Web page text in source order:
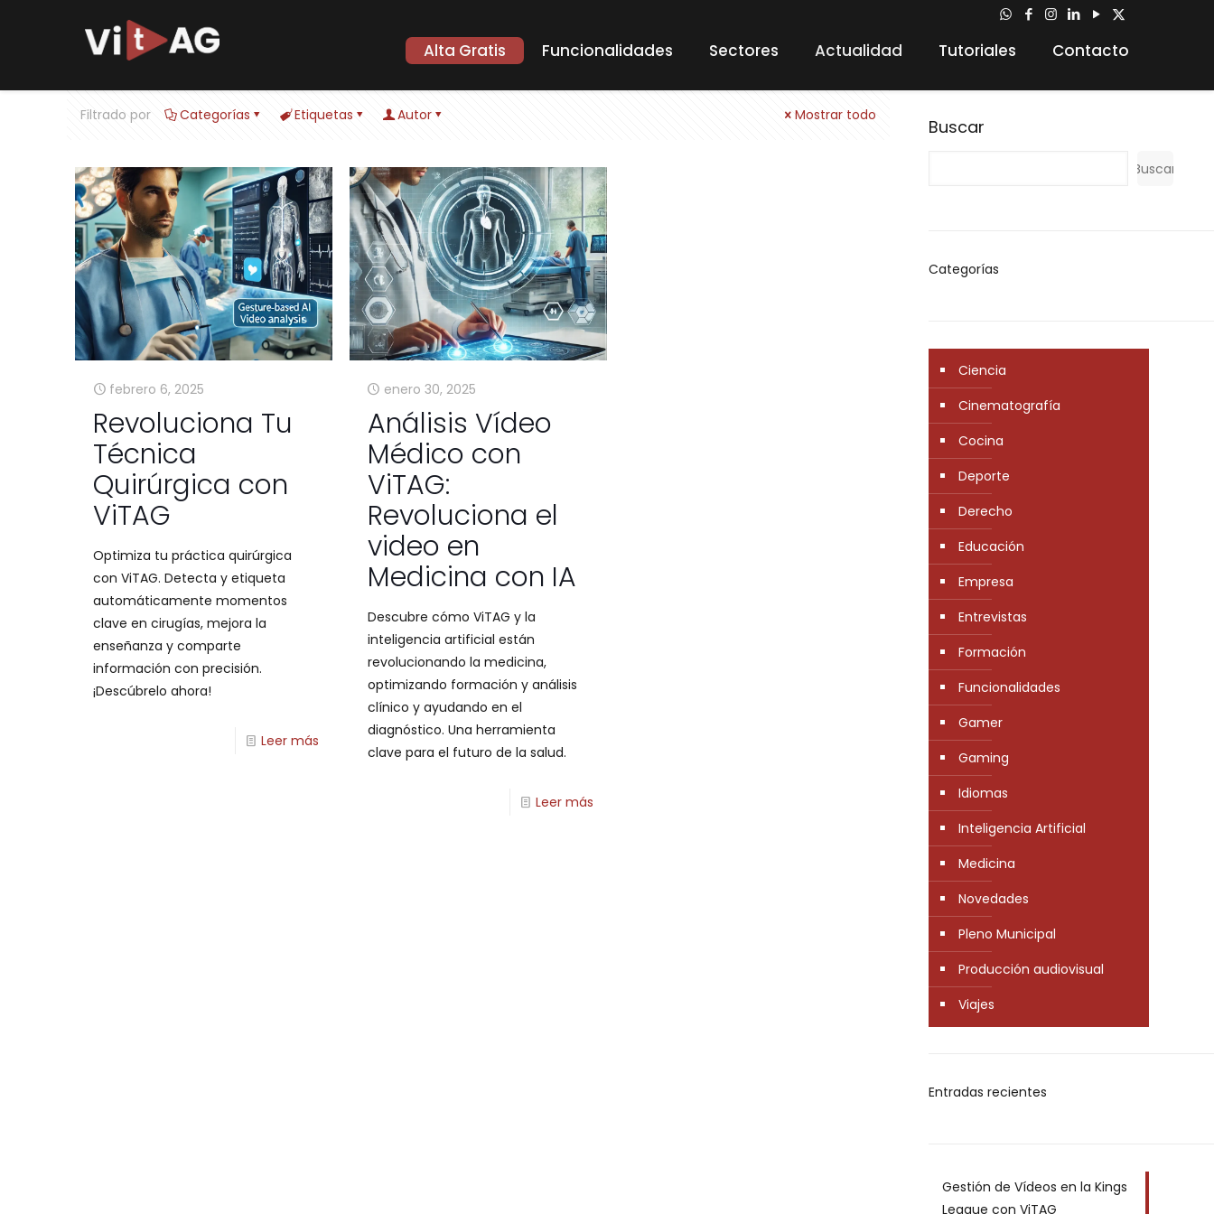
Alta Gratis Funcionalidades Sectores Actualidad Tutoriales Contacto
Filtrado por Categorías Etiquetas Autor Mostrar todo
febrero 6, 2025
Revoluciona Tu
Técnica
Quirúrgica con
ViTAG
Optimiza tu práctica quirúrgica
con ViTAG. Detecta y etiqueta
automáticamente momentos
clave en cirugías, mejora la
enseñanza y comparte
información con precisión.
¡Descúbrelo ahora!
Leer más
enero 30, 2025
Análisis Vídeo
Médico con
ViTAG:
Revoluciona el
video en
Medicina con IA
Descubre cómo ViTAG y la
inteligencia artificial están
revolucionando la medicina,
optimizando formación y análisis
clínico y ayudando en el
diagnóstico. Una herramienta
clave para el futuro de la salud.
Leer más
Buscar
Buscar
Categorías
Ciencia
Cinematografía
Cocina
Deporte
Derecho
Educación
Empresa
Entrevistas
Formación
Funcionalidades
Gamer
Gaming
Idiomas
Inteligencia Artificial
Medicina
Novedades
Pleno Municipal
Producción audiovisual
Viajes
Entradas recientes
Gestión de Vídeos en la Kings
League con ViTAG